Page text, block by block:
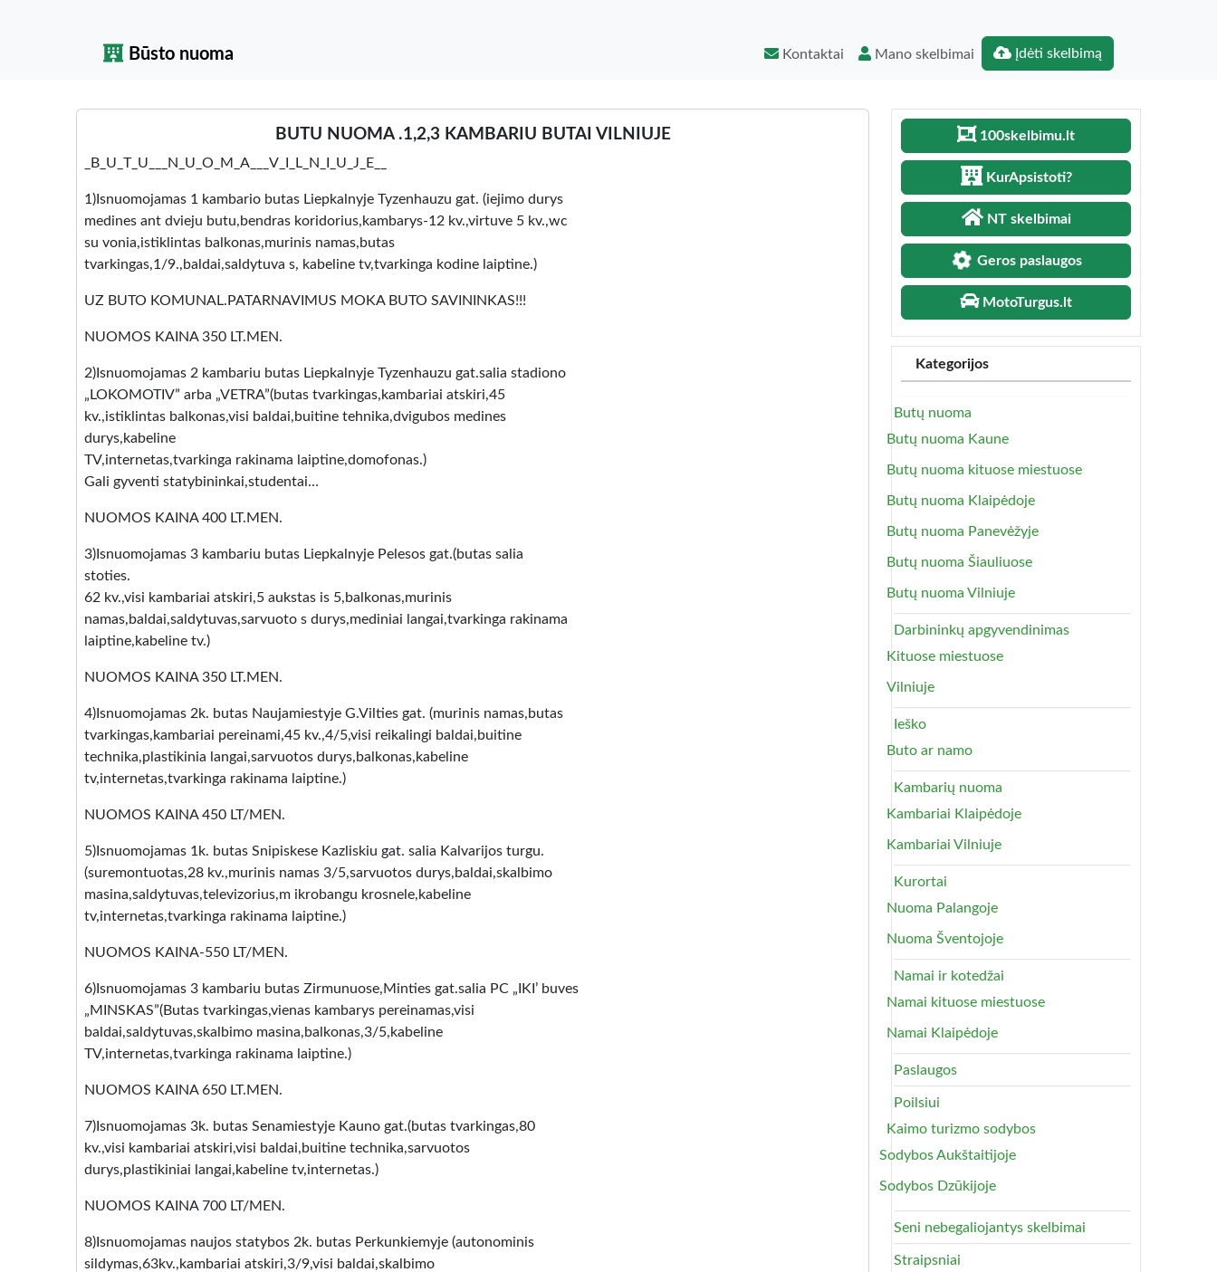
Būsto nuoma Kontaktai Mano skelbimai Įdėti skelbimą
BUTU NUOMA .1,2,3 KAMBARIU BUTAI VILNIUJE
_B_U_T_U___N_U_O_M_A___V_I_L_N_I_U_J_E__
1)Isnuomojamas 1 kambario butas Liepkalnyje Tyzenhauzu gat. (iejimo durys
medines ant dvieju butu,bendras koridorius,kambarys-12 kv.,virtuve 5 kv.,wc
su vonia,istiklintas balkonas,murinis namas,butas
tvarkingas,1/9.,baldai,saldytuva s, kabeline tv,tvarkinga kodine laiptine.)
UZ BUTO KOMUNAL.PATARNAVIMUS MOKA BUTO SAVININKAS!!!
NUOMOS KAINA 350 LT.MEN.
2)Isnuomojamas 2 kambariu butas Liepkalnyje Tyzenhauzu gat.salia stadiono
„LOKOMOTIV” arba „VETRA”(butas tvarkingas,kambariai atskiri,45
kv.,istiklintas balkonas,visi baldai,buitine tehnika,dvigubos medines
durys,kabeline
TV,internetas,tvarkinga rakinama laiptine,domofonas.)
Gali gyventi statybininkai,studentai…
NUOMOS KAINA 400 LT.MEN.
3)Isnuomojamas 3 kambariu butas Liepkalnyje Pelesos gat.(butas salia
stoties.
62 kv.,visi kambariai atskiri,5 aukstas is 5,balkonas,murinis
namas,baldai,saldytuvas,sarvuoto s durys,mediniai langai,tvarkinga rakinama
laiptine,kabeline tv.)
NUOMOS KAINA 350 LT.MEN.
4)Isnuomojamas 2k. butas Naujamiestyje G.Vilties gat. (murinis namas,butas
tvarkingas,kambariai pereinami,45 kv.,4/5,visi reikalingi baldai,buitine
technika,plastikinia langai,sarvuotos durys,balkonas,kabeline
tv,internetas,tvarkinga rakinama laiptine.)
NUOMOS KAINA 450 LT/MEN.
5)Isnuomojamas 1k. butas Snipiskese Kazliskiu gat. salia Kalvarijos turgu.
(suremontuotas,28 kv.,murinis namas 3/5,sarvuotos durys,baldai,skalbimo
masina,saldytuvas,televizorius,m ikrobangu krosnele,kabeline
tv,internetas,tvarkinga rakinama laiptine.)
NUOMOS KAINA-550 LT/MEN.
6)Isnuomojamas 3 kambariu butas Zirmunuose,Minties gat.salia PC „IKI’ buves
„MINSKAS”(Butas tvarkingas,vienas kambarys pereinamas,visi
baldai,saldytuvas,skalbimo masina,balkonas,3/5,kabeline
TV,internetas,tvarkinga rakinama laiptine.)
NUOMOS KAINA 650 LT.MEN.
7)Isnuomojamas 3k. butas Senamiestyje Kauno gat.(butas tvarkingas,80
kv.,visi kambariai atskiri,visi baldai,buitine technika,sarvuotos
durys,plastikiniai langai,kabeline tv,internetas.)
NUOMOS KAINA 700 LT/MEN.
8)Isnuomojamas naujos statybos 2k. butas Perkunkiemyje (autonominis
sildymas,63kv.,kambariai atskiri,3/9,visi baldai,skalbimo
100skelbimu.lt
KurApsistoti?
NT skelbimai
Geros paslaugos
MotoTurgus.lt
Kategorijos
Butų nuoma
Butų nuoma Kaune
Butų nuoma kituose miestuose
Butų nuoma Klaipėdoje
Butų nuoma Panevėžyje
Butų nuoma Šiauliuose
Butų nuoma Vilniuje
Darbininkų apgyvendinimas
Kituose miestuose
Vilniuje
Ieško
Buto ar namo
Kambarių nuoma
Kambariai Klaipėdoje
Kambariai Vilniuje
Kurortai
Nuoma Palangoje
Nuoma Šventojoje
Namai ir kotedžai
Namai kituose miestuose
Namai Klaipėdoje
Paslaugos
Poilsiui
Kaimo turizmo sodybos
Sodybos Aukštaitijoje
Sodybos Dzūkijoje
Seni nebegaliojantys skelbimai
Straipsniai